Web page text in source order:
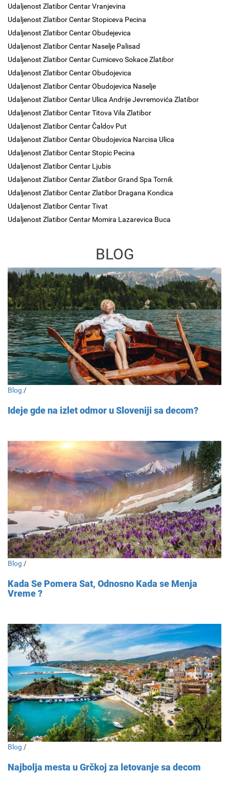
Udaljenost Zlatibor Centar Vranjevina
Udaljenost Zlatibor Centar Stopiceva Pecina
Udaljenost Zlatibor Centar Obudejevica
Udaljenost Zlatibor Centar Naselje Palisad
Udaljenost Zlatibor Centar Cumicevo Sokace Zlatibor
Udaljenost Zlatibor Centar Obudojevica
Udaljenost Zlatibor Centar Obudojevica Naselje
Udaljenost Zlatibor Centar Ulica Andrije Jevremovića Zlatibor
Udaljenost Zlatibor Centar Titova Vila Zlatibor
Udaljenost Zlatibor Centar Čaldov Put
Udaljenost Zlatibor Centar Obudojevica Narcisa Ulica
Udaljenost Zlatibor Centar Stopic Pecina
Udaljenost Zlatibor Centar Ljubis
Udaljenost Zlatibor Centar Zlatibor Grand Spa Tornik
Udaljenost Zlatibor Centar Zlatibor Dragana Kondica
Udaljenost Zlatibor Centar Tivat
Udaljenost Zlatibor Centar Momira Lazarevica Buca
BLOG
Blog /
Ideje gde na izlet odmor u Sloveniji sa decom?
Blog /
Kada Se Pomera Sat, Odnosno Kada se Menja
Vreme ?
Blog /
Najbolja mesta u Grčkoj za letovanje sa decom